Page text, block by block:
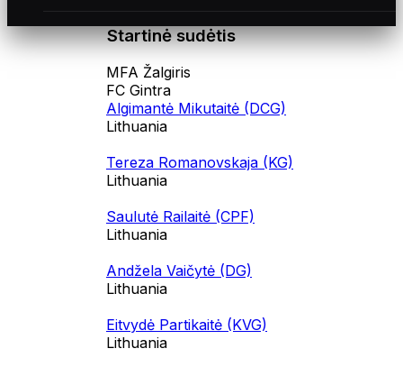
Startinė sudėtis
MFA Žalgiris
FC Gintra
Algimantė Mikutaitė (DCG)
Lithuania
Tereza Romanovskaja (KG)
Lithuania
Saulutė Railaitė (CPF)
Lithuania
Andžela Vaičytė (DG)
Lithuania
Eitvydė Partikaitė (KVG)
Lithuania